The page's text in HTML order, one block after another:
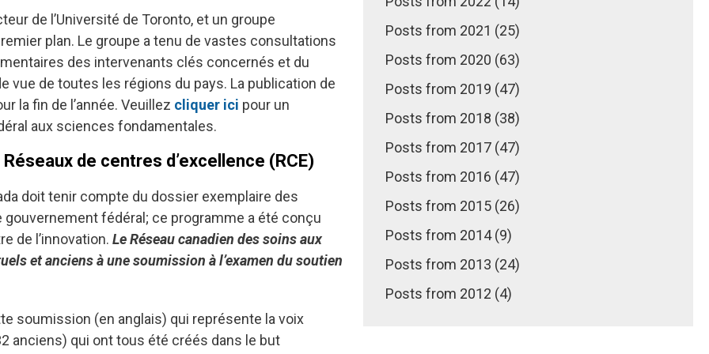
de l’Université de Toronto, et un groupe
plan. Le groupe a tenu de vastes consultations
des intervenants clés concernés et du
vue de toutes les régions du pays. La publication de
la fin de l’année. Veuillez cliquer ici pour un
aux sciences fondamentales.
de centres d’excellence (RCE)
doit tenir compte du dossier exemplaire des
gouvernement fédéral; ce programme a été conçu
de l’innovation. Le Réseau canadien des soins aux
et anciens à une soumission à l’examen du soutien
soumission (en anglais) qui représente la voix
anciens) qui ont tous été créés dans le but
Posts from 2021 (25)
Posts from 2020 (63)
Posts from 2019 (47)
Posts from 2018 (38)
Posts from 2017 (47)
Posts from 2016 (47)
Posts from 2015 (26)
Posts from 2014 (9)
Posts from 2013 (24)
Posts from 2012 (4)